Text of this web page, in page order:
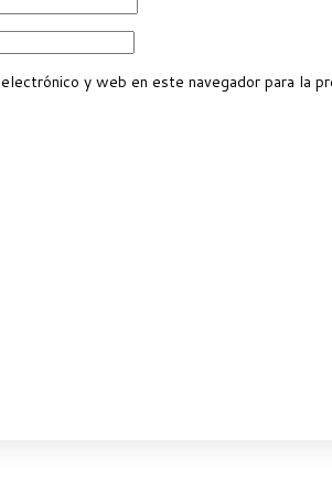
y web en este navegador para la